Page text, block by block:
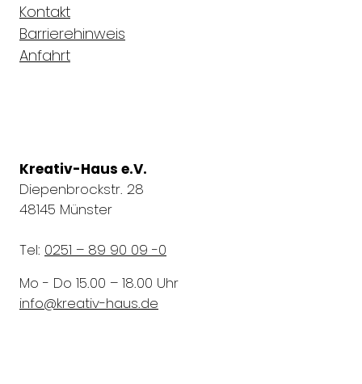
Kontakt
Barrierehinweis
Anfahrt
Kreativ-Haus e.V.
Diepenbrockstr. 28
48145 Münster
Tel: 0251 – 89 90 09 -0
Mo - Do 15.00 – 18.00 Uhr
info@kreativ-haus.de